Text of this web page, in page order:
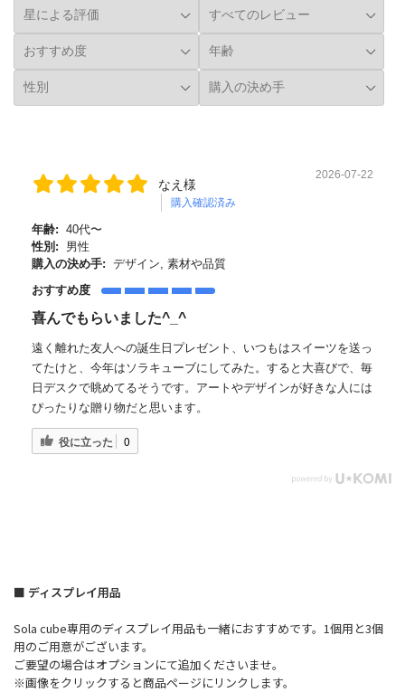
なえ様
購入確認済み
2026-07-22
年齢: 40代〜
性別:
男性
購入の決め手: デザイン, 素材や品質
おすすめ度
喜んでもらいました^_^
遠く離れた友人への誕生日プレゼント、いつもはスイーツを送っ
てたけと、今年はソラキューブにしてみた。すると大喜びで、毎
日デスクで眺めてるそうです。アートやデザインが好きな人には
ぴったりな贈り物だと思います。
役に立った 0
■ ディスプレイ用品
Sola cube専用のディスプレイ用品も一緒におすすめです。1個用と3個
用のご用意がございます。
ご要望の場合はオプションにて追加くださいませ。
※画像をクリックすると商品ページにリンクします。